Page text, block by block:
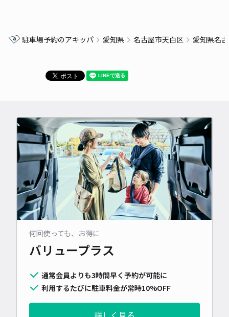
駐車場予約のアキッパ 愛知県 名古屋市天白区 愛知県名
何回使っても、お得に
バリュープラス
通常会員よりも3時間早く予約が可能に
利用するたびに駐車料金が常時10%OFF